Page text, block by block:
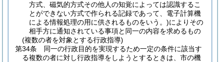
方式、磁気的方式その他人の知覚によっては認識するこ
とができない方式で作られる記録であって、電子計算機
による情報処理の用に供されるものをいう。)によりその
相手方に通知されている事項と同一の内容を求めるもの
(複数の者を対象とする行政指導)
第34条
同一の行政目的を実現するため一定の条件に該当す
る複数の者に対し行政指導をしようとするときは、市の機